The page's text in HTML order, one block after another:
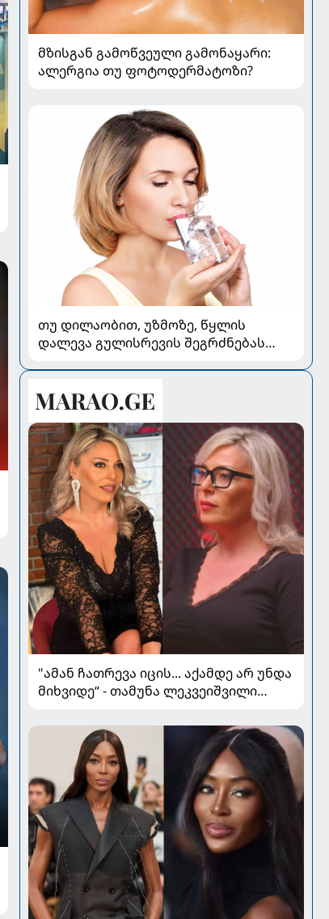
მზისგან გამოწვეული გამონაყარი:
ალერგია თუ ფოტოდერმატოზი?
თუ დილაობით, უზმოზე, წყლის
დალევა გულისრევის შეგრძნებას
"ამან ჩათრევა იცის... აქამდე არ უნდა
მიხვიდე“ - თამუნა ლეკვეიშვილი